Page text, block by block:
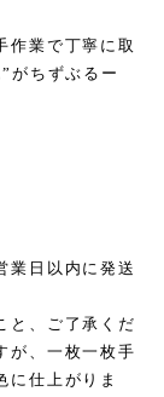
作業で丁寧に取
がちずぶるー
業日以内に発送
と、ご了承くだ
が、一枚一枚手
に仕上がりま